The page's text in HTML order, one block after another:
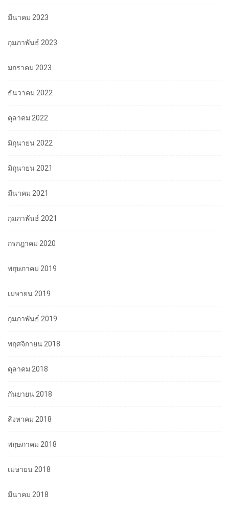
มีนาคม 2023
กุมภาพันธ์ 2023
มกราคม 2023
ธันวาคม 2022
ตุลาคม 2022
มิถุนายน 2022
มิถุนายน 2021
มีนาคม 2021
กุมภาพันธ์ 2021
กรกฎาคม 2020
พฤษภาคม 2019
เมษายน 2019
กุมภาพันธ์ 2019
พฤศจิกายน 2018
ตุลาคม 2018
กันยายน 2018
สิงหาคม 2018
พฤษภาคม 2018
เมษายน 2018
มีนาคม 2018